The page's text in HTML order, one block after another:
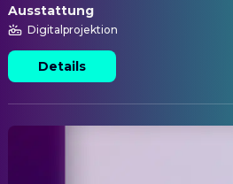
Ausstattung
Digitalprojektion
Details